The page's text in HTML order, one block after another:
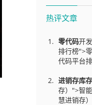
热评文章
零代码开
排行榜">
代码平台
进销存库
存）">智
慧进销存）